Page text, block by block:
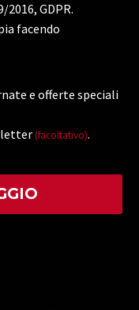
GDPR.
facendo
e offerte speciali
(facoltativo).